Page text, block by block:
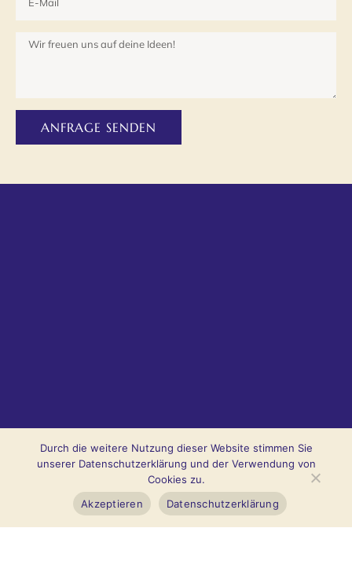
ANFRAGE SENDEN
Durch die weitere Nutzung dieser Website stimmen Sie
unserer Datenschutzerklärung und der Verwendung von
Cookies zu.
Akzeptieren
Datenschutzerklärung